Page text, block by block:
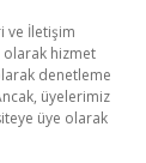
ve İletişim
olarak hizmet
denetleme
üyelerimiz
üye olarak